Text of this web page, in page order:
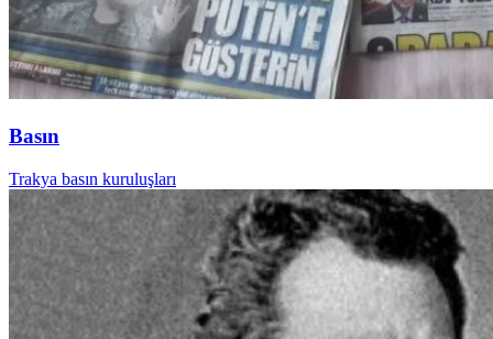
Basın
Trakya basın kuruluşları